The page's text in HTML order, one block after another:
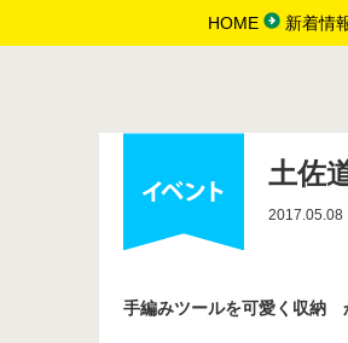
HOME 新着情
土佐
2017.05.08
手編みツールを可愛く収納